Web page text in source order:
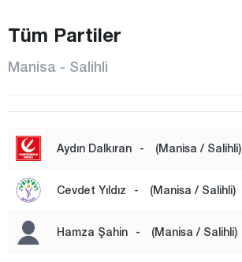
SALİHLİ
SARIGÖL
SELENDİ
SOMA
Tüm Partiler
Manisa - Salihli
Aydın Dalkıran - (Manisa / Salihli)
Cevdet Yıldız - (Manisa / Salihli)
Hamza Şahin - (Manisa / Salihli)